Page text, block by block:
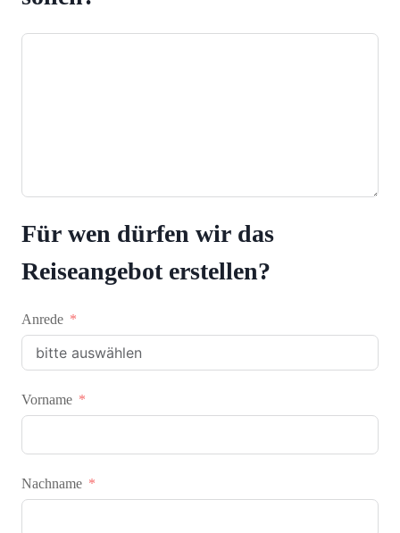
Für wen dürfen wir das
Reiseangebot erstellen?
Anrede
Vorname
Nachname